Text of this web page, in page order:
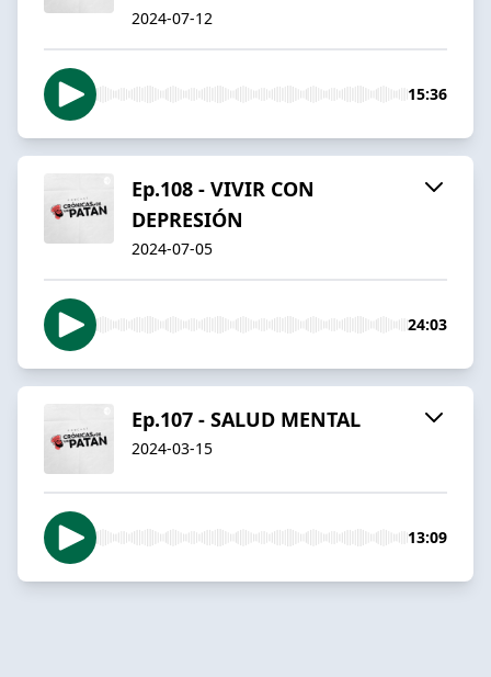
2024-07-12
15:36
Ep.108 - VIVIR CON
DEPRESIÓN
2024-07-05
24:03
Ep.107 - SALUD MENTAL
2024-03-15
13:09